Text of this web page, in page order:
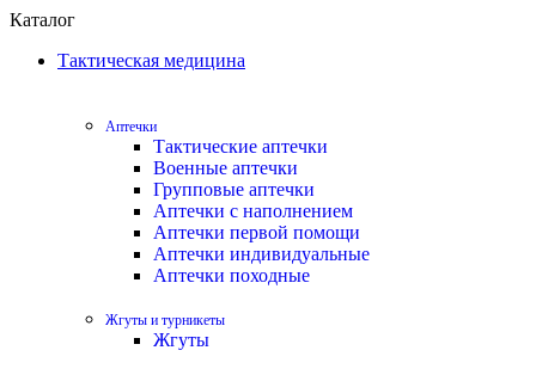
Каталог
Тактическая медицина
Аптечки
Тактические аптечки
Военные аптечки
Групповые аптечки
Аптечки с наполнением
Аптечки первой помощи
Аптечки индивидуальные
Аптечки походные
Жгуты и турникеты
Жгуты